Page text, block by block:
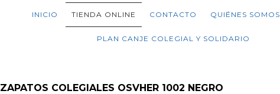
INICIO TIENDA ONLINE CONTACTO QUIÉNES SOMOS
PLAN CANJE COLEGIAL Y SOLIDARIO
ZAPATOS COLEGIALES OSVHER 1002 NEGRO